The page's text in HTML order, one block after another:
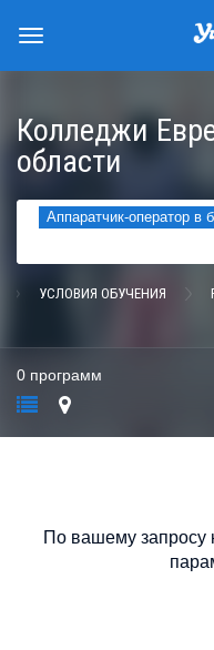
Колледжи
области
Аппаратчик-оператор в
УСЛОВИЯ ОБУЧЕНИЯ
0 программ
По вашему запросу